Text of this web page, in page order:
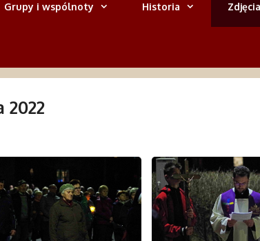
Grupy i wspólnoty Historia Zdjęcia
2022